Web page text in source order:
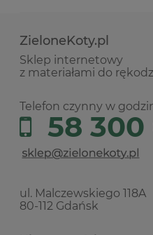
ZieloneKoty.pl
Sklep internetowy
z materiałami do
Telefon czynny w
58 300
ul. Malczewskiego 118A
80-112 Gdańsk